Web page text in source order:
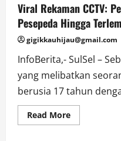
Viral Rekaman CCTV:
Pesepeda Hingga
gigikkauhijau@gmail.com
InfoBerita,- SulSel –
yang melibatkan
berusia 17 tahun
Read MoreRead
more